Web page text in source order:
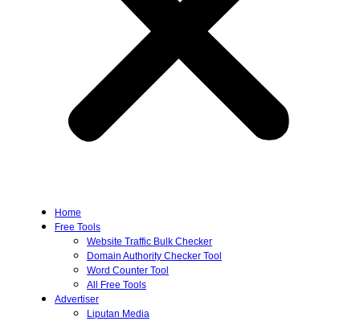
Home
Free Tools
Website Traffic Bulk Checker
Domain Authority Checker Tool
Word Counter Tool
All Free Tools
Advertiser
Liputan Media